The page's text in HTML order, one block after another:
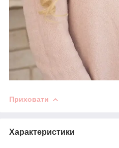
Приховати
Характеристики